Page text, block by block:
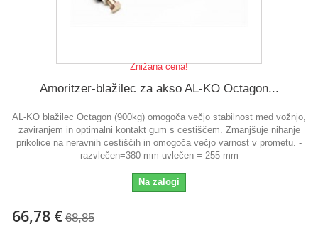
Znižana cena!
Amoritzer-blažilec za akso AL-KO Octagon...
AL-KO blažilec Octagon (900kg) omogoča večjo stabilnost med vožnjo,
zaviranjem in optimalni kontakt gum s cestiščem. Zmanjšuje nihanje
prikolice na neravnih cestiščih in omogoča večjo varnost v prometu. -
razvlečen=380 mm-uvlečen = 255 mm
Na zalogi
66,78 € 68,85